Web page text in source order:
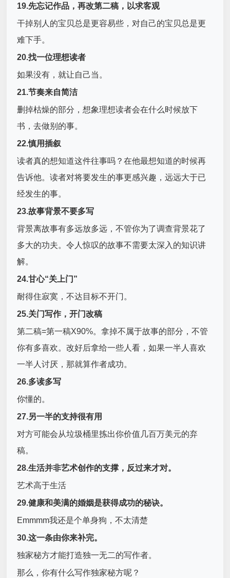
19.先忘记作品，再改第二稿，以求客观
干掉别人的宝贝总是更容易些，对自己的宝贝总是更
难下手。
20.找一位理想读者
如果没有，就让自己当。
21.节奏来自简洁
删掉枯燥的部分，想象理想读者会在什么时候放下
书，去做别的事。
22.慎用插叙
读者真的想知道这件往事吗？在他最想知道的时候再
告诉他。读者对将要发生的事更感兴趣，远远大于已
经发生的事。
23.故事背景不要多写
背景离故事有多远放多远，不管你为了调查背景花了
多大的功夫。令人惊叹的故事不需要太深入的知识讲
解。
24.甘心“关上门”
耐得住寂寞，不达目标不开门。
25.关门写作，开门改稿
第二稿=第一稿X90%。拿掉不属于故事的部分，不管
你有多喜欢。改好后拿给一些人看，如果一半人喜欢
一半人讨厌，那就算作者成功。
26.多读多写
你懂的。
27.另一半的支持很有用
对方可能会从垃圾桶里拣出你价值几百万美元的弃
稿。
28.生活并非艺术创作的支撑，反过来才对。
艺术高于生活
29.健康和美满的婚姻是获得成功的秘诀。
Emmmm我还是个单身狗，不太清楚
30.这一条由你来补完。
独家秘方才能打造独一无二的写作者。
那么，你有什么写作独家秘方呢？